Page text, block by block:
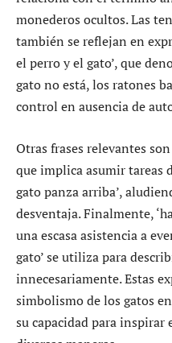
monederos ocultos. Las
también se reflejan en
el perro y el gato’, que
gato no está, los ratones
control en ausencia de
Otras frases relevantes
que implica asumir tareas
gato panza arriba’,
desventaja. Finalmente,
una escasa asistencia a
gato’ se utiliza para
innecesariamente. Estas
simbolismo de los gatos
su capacidad para